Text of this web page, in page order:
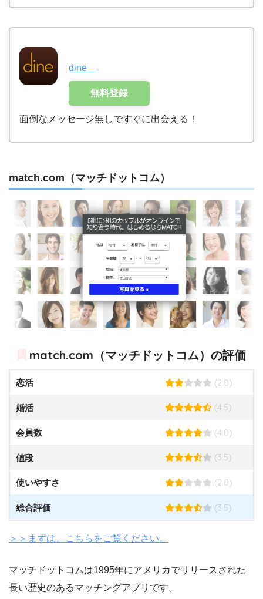
dine
無料登録
面倒なメッセージ無しですぐに出会える！
match.com（マッチドットコム）
match.com（マッチドットコム）の評価
恋活 (2.0)
婚活 (4.5)
会員数 (4.0)
値段 (3.5)
使いやすさ (2.0)
総合評価 (3.5)
＞＞まずは、こちらをご覧ください。
マッチドットコムは1995年にアメリカでリリースされた
長い歴史のあるマッチングアプリです。